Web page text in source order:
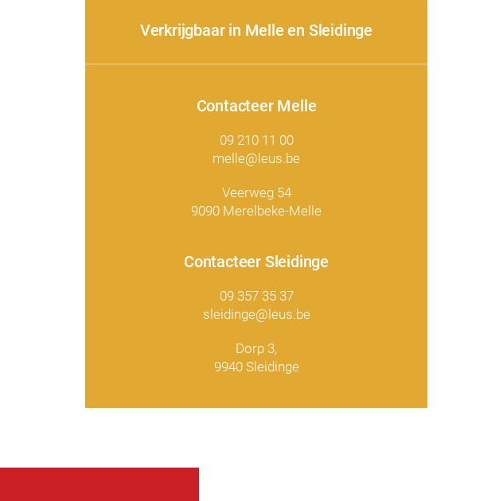
Verkrijgbaar in Melle en Sleidinge
Contacteer Melle
09 210 11 00
melle@leus.be
Veerweg 54
9090 Merelbeke-Melle
Contacteer Sleidinge
09 357 35 37
sleidinge@leus.be
Dorp 3,
9940 Sleidinge